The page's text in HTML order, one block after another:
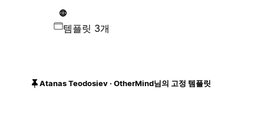
템플릿 3개
Atanas Teodosiev · OtherMind님의 고정 템플릿